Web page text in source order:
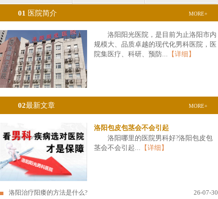
01 医院简介 MORE+
洛阳阳光医院，是目前为止洛阳市内
规模大、品质卓越的现代化男科医院，医
院集医疗、科研、预防...
【详细】
02最新文章 MORE+
洛阳包皮包茎会不会引起
洛阳哪里的医院男科好?洛阳包皮包
茎会不会引起...
【详细】
洛阳治疗阳痿的方法是什么? 26-07-30